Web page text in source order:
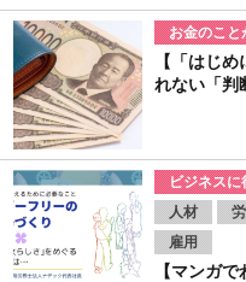
お金のこと
【「はじ
れない「判
ビジネスに
人材
雇用
【マンガ